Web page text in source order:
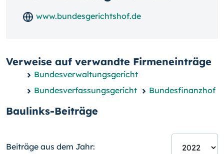
www.bundesgerichtshof.de
Verweise auf verwandte Firmeneinträge
Bundesverwaltungsgericht
Bundesverfassungsgericht
Bundesfinanzhof
Baulinks-Beiträge
Beiträge aus dem Jahr: